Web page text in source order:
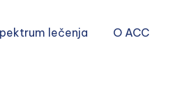
lečenja O ACC